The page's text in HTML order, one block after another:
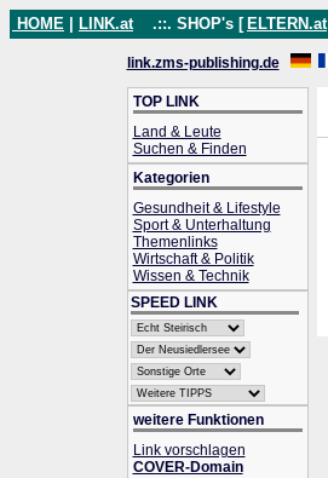
HOME LINK.at .::. SHOP's [ ELTERN.at
link.zms-publishing.de
TOP LINK
Land & Leute
Suchen & Finden
Kategorien
Gesundheit & Lifestyle
Sport & Unterhaltung
Themenlinks
Wirtschaft & Politik
Wissen & Technik
SPEED LINK
weitere Funktionen
Link vorschlagen
COVER-Domain